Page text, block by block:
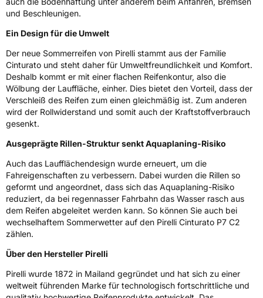
3PMSF / Schneeflockensymbol / Alpine-Symbol
EPREL ID596658
Allgemeine Produktsicherheit (GPSR)
HerstellerkontaktPIRELLI TYRE SPA, Viale Piero e Alberto
Pirelli 25 20126 Milano Italien,
www.pirelli.com,
und Beschleunigen.
Ein Design für die Umwelt
Der neue Sommerreifen von Pirelli stammt aus der Familie
Cinturato und steht daher für Umweltfreundlichkeit und Komfort.
Deshalb kommt er mit einer flachen Reifenkontur, also die
Wölbung der Lauffläche, einher. Dies bietet den Vorteil, dass der
Verschleiß des Reifen zum einen gleichmäßig ist. Zum anderen
wird der Rollwiderstand und somit auch der Kraftstoffverbrauch
gesenkt.
Ausgeprägte Rillen-Struktur senkt Aquaplaning-Risiko
Auch das Laufflächendesign wurde erneuert, um die
Fahreigenschaften zu verbessern. Dabei wurden die Rillen so
geformt und angeordnet, dass sich das Aquaplaning-Risiko
reduziert, da bei regennasser Fahrbahn das Wasser rasch aus
dem Reifen abgeleitet werden kann. So können Sie auch bei
wechselhaftem Sommerwetter auf den Pirelli Cinturato P7 C2
zählen.
Über den Hersteller Pirelli
Pirelli wurde 1872 in Mailand gegründet und hat sich zu einer
weltweit führenden Marke für technologisch fortschrittliche und